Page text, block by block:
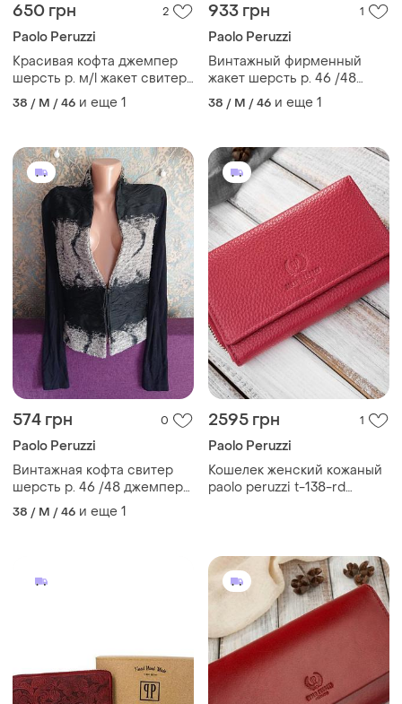
650 грн 2
Paolo Peruzzi
Красивая кофта джемпер
шерсть р. м/l жакет свитер
фирменная
38 / M / 46 и еще 1
933 грн 1
Paolo Peruzzi
Винтажный фирменный
жакет шерсть р. 46 /48
кофта
38 / M / 46 и еще 1
574 грн 0
Paolo Peruzzi
Винтажная кофта свитер
шерсть р. 46 /48 джемпер
кардиган
38 / M / 46 и еще 1
2595 грн 1
Paolo Peruzzi
Кошелек женский кожаный
paolo peruzzi t-138-rd